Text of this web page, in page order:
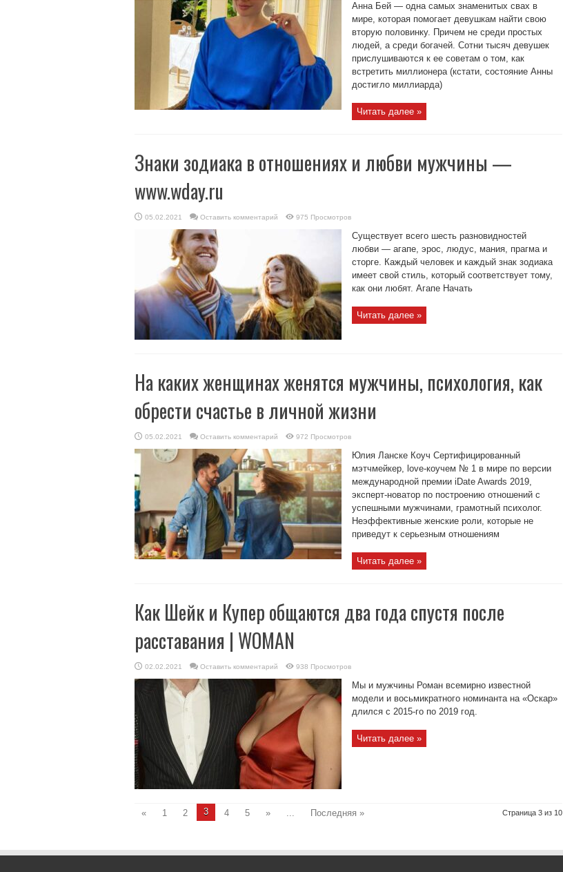
Анна Бей — одна самых знаменитых свах в
мире, которая помогает девушкам найти свою
вторую половинку. Причем не среди простых
людей, а среди богачей. Сотни тысяч девушек
прислушиваются к ее советам о том, как
встретить миллионера (кстати, состояние Анны
достигло миллиарда)
Читать далее »
Знаки зодиака в отношениях и любви мужчины —
www.wday.ru
05.02.2021 Оставить комментарий 975 Просмотров
Существует всего шесть разновидностей
любви — агапе, эрос, людус, мания, прагма и
сторге. Каждый человек и каждый знак зодиака
имеет свой стиль, который соответствует тому,
как они любят. Агапе Начать
Читать далее »
На каких женщинах женятся мужчины, психология, как
обрести счастье в личной жизни
05.02.2021 Оставить комментарий 972 Просмотров
Юлия Ланске Коуч Сертифицированный
мэтчмейкер, love-коучем № 1 в мире по версии
международной премии iDate Awards 2019,
эксперт-новатор по построению отношений с
успешными мужчинами, грамотный психолог.
Неэффективные женские роли, которые не
приведут к серьезным отношениям
Читать далее »
Как Шейк и Купер общаются два года спустя после
расставания | WOMAN
02.02.2021 Оставить комментарий 938 Просмотров
Мы и мужчины Роман всемирно известной
модели и восьмикратного номинанта на «Оскар»
длился с 2015-го по 2019 год.
Читать далее »
Страница 3 из 10
« 1 2 3 4 5 » ... Последняя »